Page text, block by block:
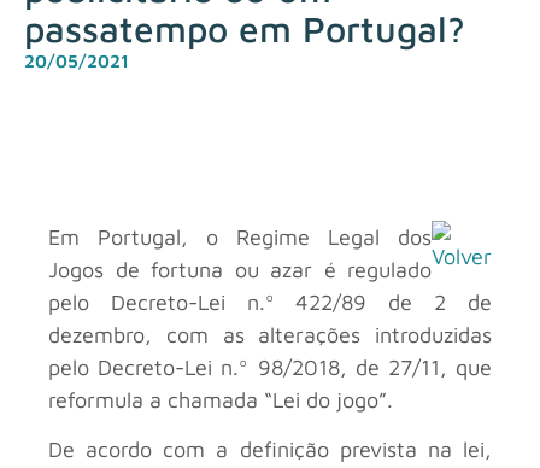
passatempo em Portugal?
20/05/2021
Em Portugal, o Regime Legal dos
Jogos de fortuna ou azar é regulado
pelo Decreto-Lei n.º 422/89 de 2 de
dezembro, com as alterações introduzidas
pelo Decreto-Lei n.º 98/2018, de 27/11, que
reformula a chamada “Lei do jogo”.
De acordo com a definição prevista na lei,